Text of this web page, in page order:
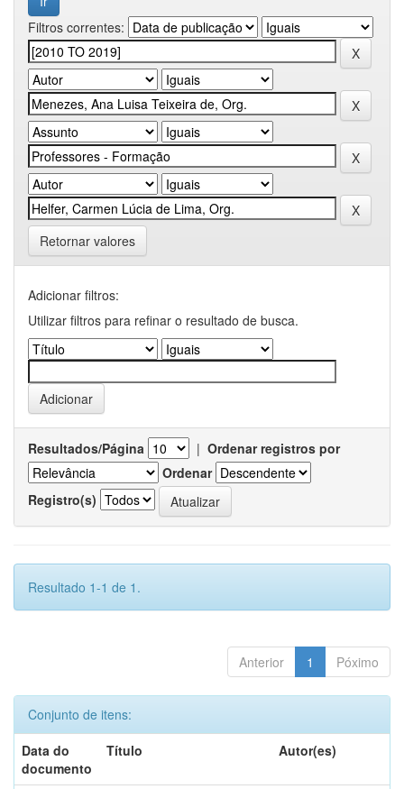
Filtros correntes:
Retornar valores
Adicionar filtros:
Utilizar filtros para refinar o resultado de busca.
Resultados/Página | Ordenar registros por
Ordenar
Registro(s)
Resultado 1-1 de 1.
Anterior 1 Póximo
Conjunto de itens:
Data do
documento
Título Autor(es)